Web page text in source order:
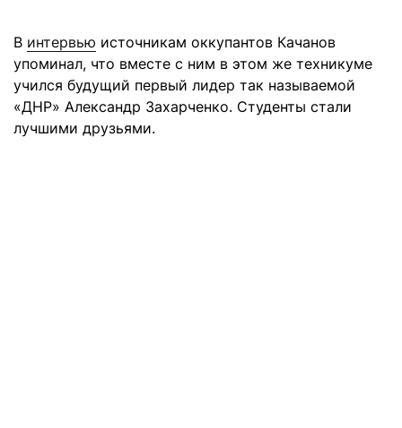
В интервью источникам оккупантов Качанов
упоминал, что вместе с ним в этом же техникуме
учился будущий первый лидер так называемой
«ДНР» Александр Захарченко. Студенты стали
лучшими друзьями.